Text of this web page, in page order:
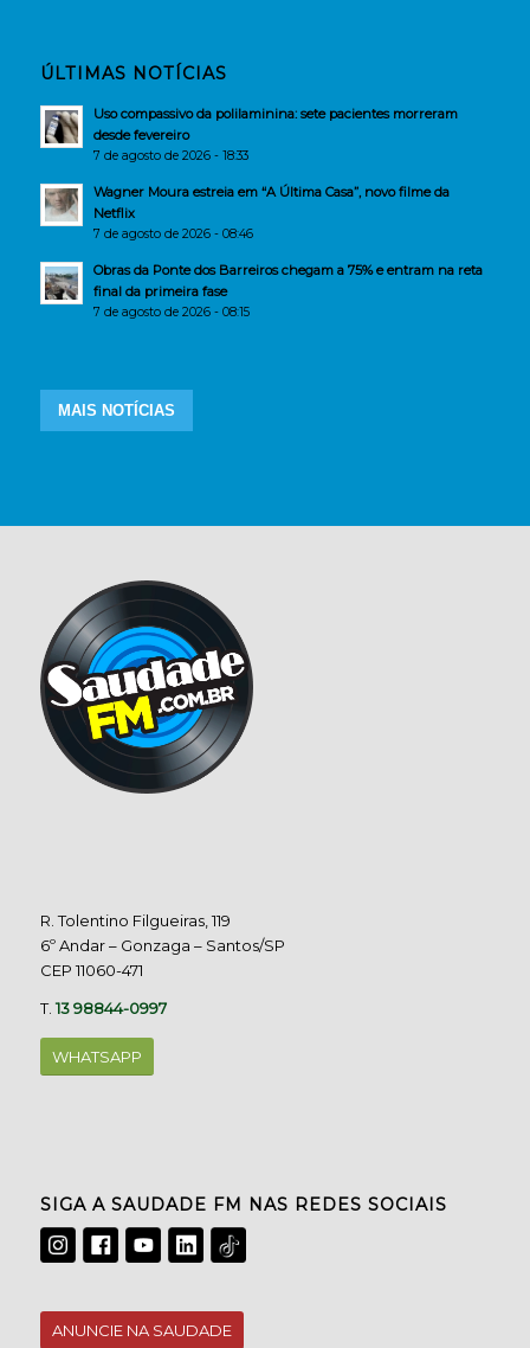
ÚLTIMAS NOTÍCIAS
Uso compassivo da polilaminina: sete pacientes morreram
desde fevereiro
7 de agosto de 2026 - 18:33
Wagner Moura estreia em “A Última Casa”, novo filme da
Netflix
7 de agosto de 2026 - 08:46
Obras da Ponte dos Barreiros chegam a 75% e entram na reta
final da primeira fase
7 de agosto de 2026 - 08:15
MAIS NOTÍCIAS
R. Tolentino Filgueiras, 119
6º Andar – Gonzaga – Santos/SP
CEP 11060-471
T.13 98844-0997
WHATSAPP
SIGA A SAUDADE FM NAS REDES SOCIAIS
ANUNCIE NA SAUDADE